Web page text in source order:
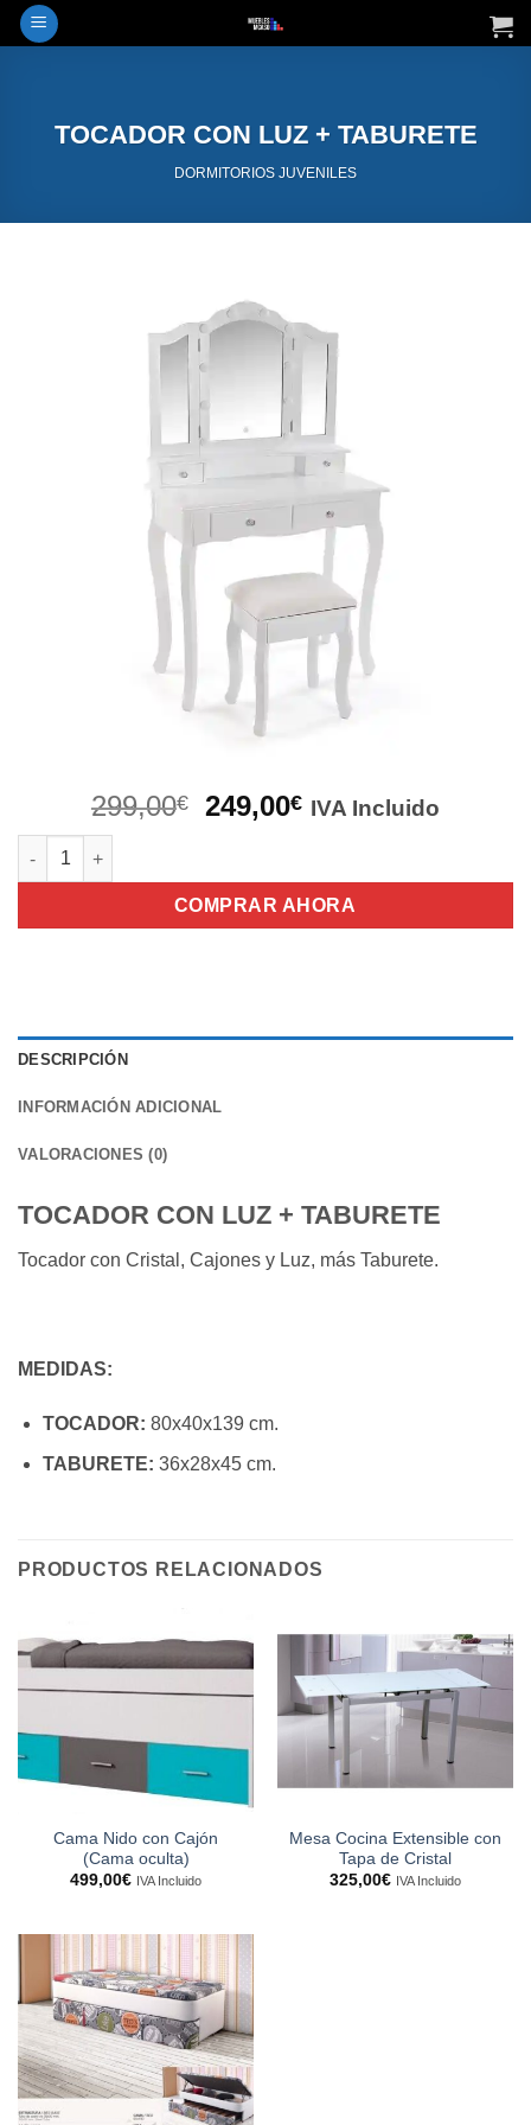
Saltar
al
TOCADOR CON LUZ + TABURETE
DORMITORIOS JUVENILES
299,00€
El
era:
299,00€.
249,00€El
es:
249,00€.
IVA Incluido
TOCADOR CON LUZ + TABURETE cantidad
COMPRAR AHORA
DESCRIPCIÓN
INFORMACIÓN ADICIONAL
VALORACIONES (0)
TOCADOR CON LUZ + TABURETE
Tocador con Cristal, Cajones y Luz, más Taburete.
MEDIDAS:
TOCADOR: 80x40x139 cm.
TABURETE: 36x28x45 cm.
PRODUCTOS RELACIONADOS
Cama Nido con Cajón
(Cama oculta)
499,00€ IVA Incluido
Mesa Cocina Extensible con
Tapa de Cristal
325,00€ IVA Incluido